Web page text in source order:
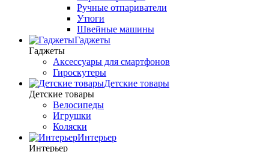
Ручные отпариватели
Утюги
Швейные машины
Гаджеты
Гаджеты
Аксессуары для смартфонов
Гироскутеры
Детские товары
Детские товары
Велосипеды
Игрушки
Коляски
Интерьер
Интерьер